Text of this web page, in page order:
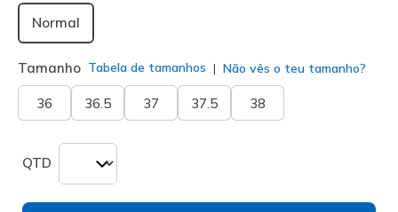
Normal
Tamanho Tabela de tamanhos Não vês o teu tamanho?
36 36.5 37 37.5 38
QTD